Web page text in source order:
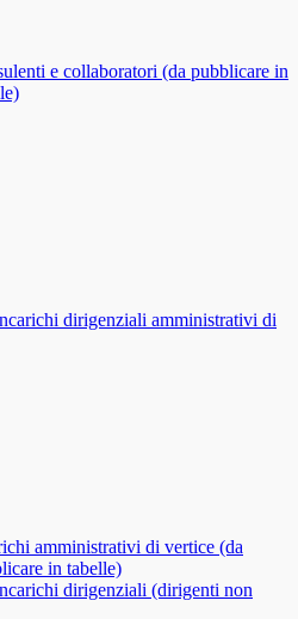
e collaboratori (da pubblicare in
dirigenziali amministrativi di
amministrativi di vertice (da
in tabelle)
dirigenziali (dirigenti non